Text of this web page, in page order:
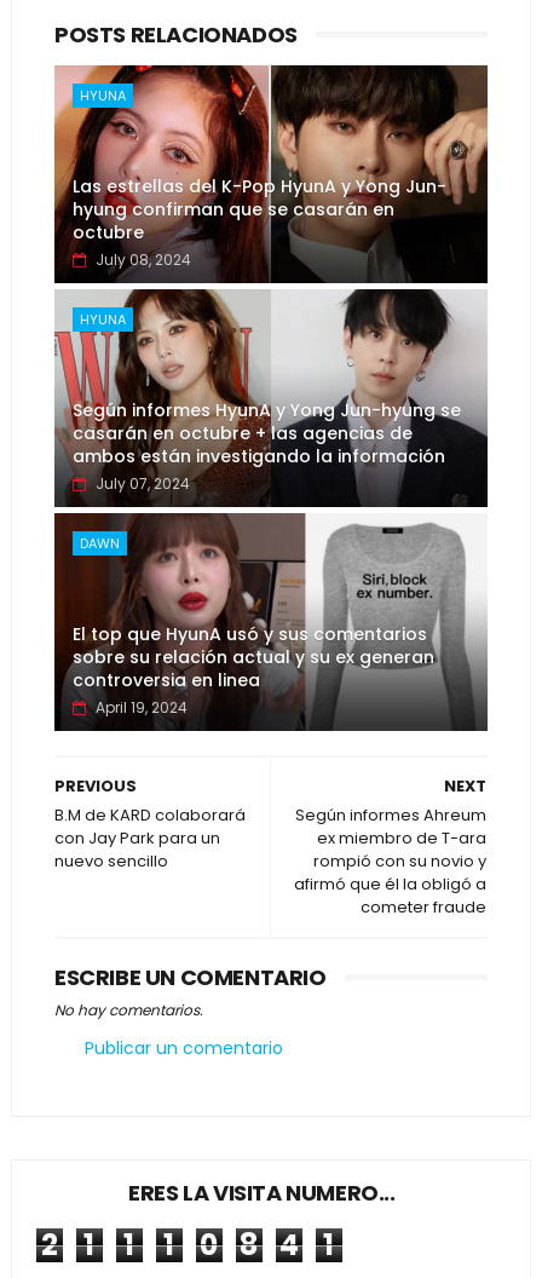
POSTS RELACIONADOS
HYUNA
Las estrellas del K-Pop HyunA y Yong Jun-
hyung confirman que se casarán en
octubre
July 08, 2024
HYUNA
Según informes HyunA y Yong Jun-hyung se
casarán en octubre + las agencias de
ambos están investigando la información
July 07, 2024
DAWN
El top que HyunA usó y sus comentarios
sobre su relación actual y su ex generan
controversia en linea
April 19, 2024
NEXT
Según informes Ahreum
ex miembro de T-ara
rompió con su novio y
afirmó que él la obligó a
cometer fraude
PREVIOUS
B.M de KARD colaborará
con Jay Park para un
nuevo sencillo
ESCRIBE UN COMENTARIO
No hay comentarios.
Publicar un comentario
ERES LA VISITA NUMERO...
2 1 1 1 0 8 4 1